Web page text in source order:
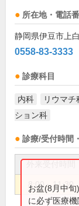
所在地・電話
静岡県伊豆市上
0558-83-3333
診療科目
内科 リウマチ
ション科
診療/受付時間
8:00～11:30
お盆(8月中
に必ず医療機